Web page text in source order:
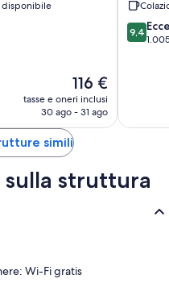
disponibile
Il
prezzo
attuale
116 €
116 €
tasse e oneri inclusi
30 ago - 31 ago
di
Bruges
9.4
su
9,4
simili
struttura
Wi-Fi gratis